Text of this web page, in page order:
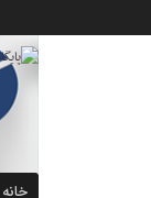
خانه